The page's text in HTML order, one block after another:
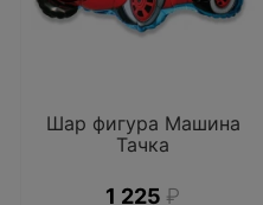
Шар фигура Машина
Тачка
1 225 ₽